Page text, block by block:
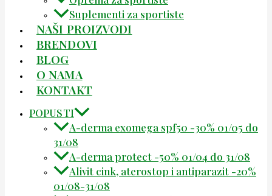
Suplementi za sportiste
NAŠI PROIZVODI
BRENDOVI
BLOG
O NAMA
KONTAKT
POPUSTI
A-derma exomega spf50 -30% 01/05 do
31/08
A-derma protect -50% 01/04 do 31/08
Alivit cink, aterostop i antiparazit -20%
01/08-31/08